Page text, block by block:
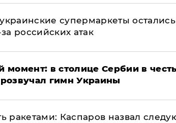
супермаркеты
российских атак
момент: в столице Сербии в
гимн Украины
ракетами: Каспаров назвал